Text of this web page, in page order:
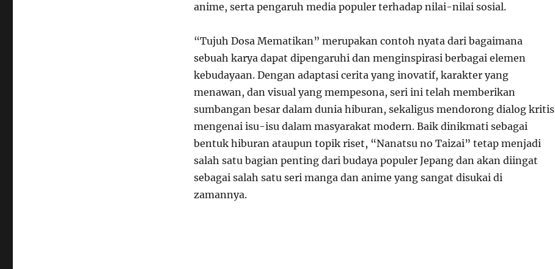
anime, serta pengaruh media populer terhadap nilai-nilai sosial.
“Tujuh Dosa Mematikan” merupakan contoh nyata dari bagaimana
sebuah karya dapat dipengaruhi dan menginspirasi berbagai elemen
kebudayaan. Dengan adaptasi cerita yang inovatif, karakter yang
menawan, dan visual yang mempesona, seri ini telah memberikan
sumbangan besar dalam dunia hiburan, sekaligus mendorong dialog kritis
mengenai isu-isu dalam masyarakat modern. Baik dinikmati sebagai
bentuk hiburan ataupun topik riset, “Nanatsu no Taizai” tetap menjadi
salah satu bagian penting dari budaya populer Jepang dan akan diingat
sebagai salah satu seri manga dan anime yang sangat disukai di
zamannya.